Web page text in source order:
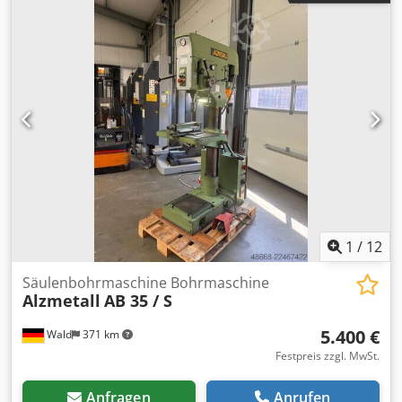
kW Gewicht 450 kg Abmessung L-B-H 800 x 650 x 1850 mm
Ausstattung: - robuste Säulenbohrmaschine (Keilriemen) -
automatischer Spindelvorschub - stufenlose
Geschwindigkeitsverstellung - Brtiefenfestanschlag -
runder MaMaschinentisch mit T-Nuten * höhenverstellbar
über Handkurbel Csdpfxozl E Tks Aczsrf * drehbar - NOT
Aus Taster vorne - Kühlmitteleinrichtung mit sep. Behälter
- Bedienungsanleitung
1 / 12
Wald 371 km
Säulenbohrmaschine Bohrmaschine
Alzmetall AB 35 / S
5.400 €
Festpreis zzgl. MwSt.
Anfragen Anrufen